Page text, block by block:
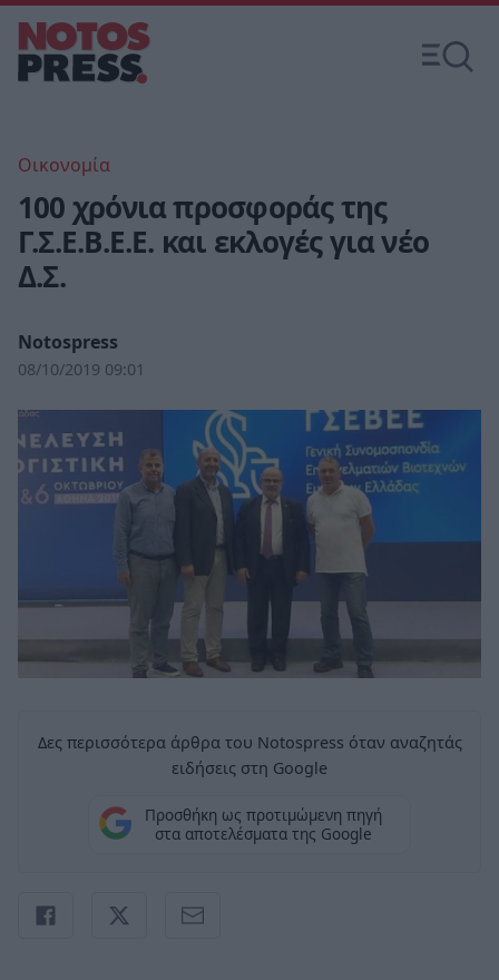
Οικονομία
100 χρόνια προσφοράς της
Γ.Σ.Ε.Β.Ε.Ε. και εκλογές για νέο
Δ.Σ.
Notospress
08/10/2019 09:01
Δες περισσότερα άρθρα του Notospress όταν αναζητάς
ειδήσεις στη Google
Προσθήκη ως προτιμώμενη πηγή
στα αποτελέσματα της Google